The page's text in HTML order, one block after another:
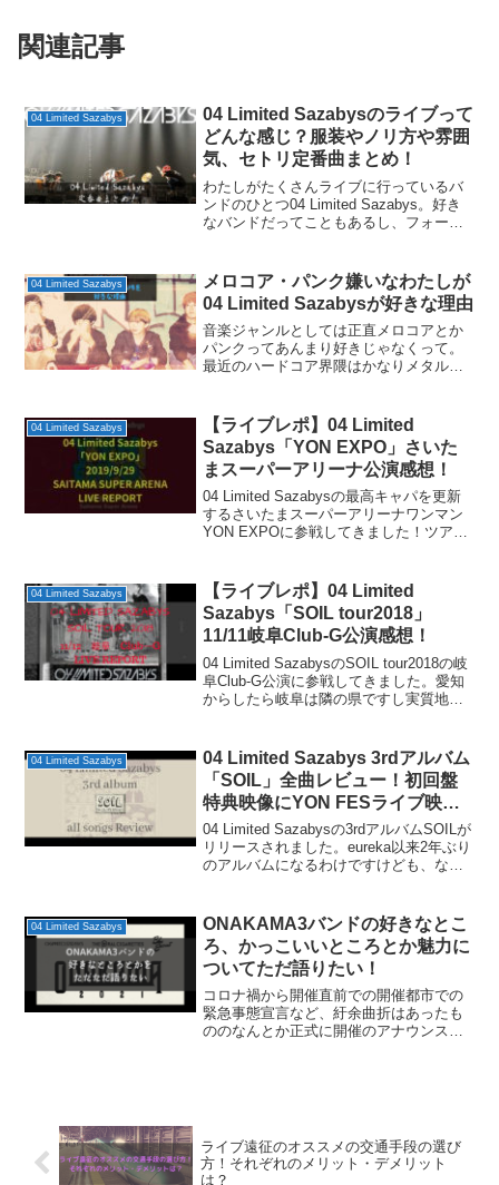
関連記事
04 Limited Sazabys
04 Limited Sazabysのライブって
どんな感じ？服装やノリ方や雰囲
気、セトリ定番曲まとめ！
わたしがたくさんライブに行っているバ
ンドのひとつ04 Limited Sazabys。好き
なバンドだってこともあるし、フォーリ
ライブ参戦数も増えますね。これからワ
ンマン...
04 Limited Sazabys
メロコア・パンク嫌いなわたしが
04 Limited Sazabysが好きな理由
音楽ジャンルとしては正直メロコアとか
パンクってあんまり好きじゃなくって。
最近のハードコア界隈はかなりメタル寄
に、バンド単位では好きなバンドっての
はいくつかいることはいるん...
04 Limited Sazabys
【ライブレポ】04 Limited
Sazabys「YON EXPO」さいた
まスーパーアリーナ公演感想！
04 Limited Sazabysの最高キャパを更新
するさいたまスーパーアリーナワンマン
YON EXPOに参戦してきました！ツアー
マンということで、なんというかフォ
ー...
04 Limited Sazabys
【ライブレポ】04 Limited
Sazabys「SOIL tour2018」
11/11岐阜Club-G公演感想！
04 Limited SazabysのSOIL tour2018の岐
阜Club-G公演に参戦してきました。愛知
からしたら岐阜は隣の県ですし実質地元
決めました。SOIL ...
04 Limited Sazabys
04 Limited Sazabys 3rdアルバム
「SOIL」全曲レビュー！初回盤
特典映像にYON FESライブ映像
も！
04 Limited Sazabysの3rdアルバムSOILが
リリースされました。eureka以来2年ぶり
のアルバムになるわけですけども、なん
す。というわけで今回はフォー...
04 Limited Sazabys
ONAKAMA3バンドの好きなとこ
ろ、かっこいいところとか魅力に
ついてただ語りたい！
コロナ禍から開催直前での開催都市での
緊急事態宣言など、紆余曲折はあったも
ののなんとか正式に開催のアナウンスま
ライブ遠征のオススメの交通手段の選び
方！それぞれのメリット・デメリット
は？